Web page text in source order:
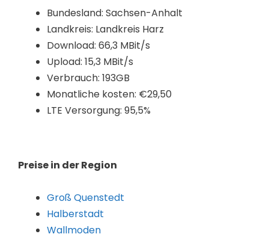
Bundesland: Sachsen-Anhalt
Landkreis: Landkreis Harz
Download: 66,3 MBit/s
Upload: 15,3 MBit/s
Verbrauch: 193GB
Monatliche kosten: €29,50
LTE Versorgung: 95,5%
Preise in der Region
Groß Quenstedt
Halberstadt
Wallmoden